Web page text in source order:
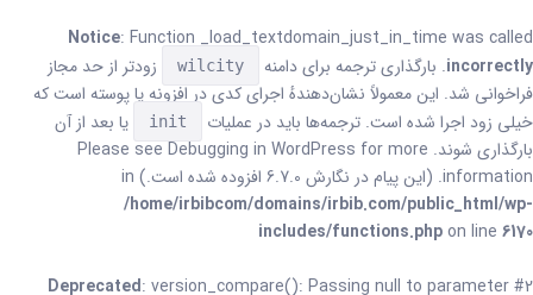
Notice: Function _load_textdomain_just_in_time was called
incorrectly. بارگذاری ترجمه برای دامنه wilcity
زودتر از حد مجاز
فراخوانی شد. این معمولاً نشان‌دهندهٔ اجرای کدی در افزونه یا پوسته است که
خیلی زود اجرا شده است. ترجمه‌ها باید در عملیات
init
یا بعد از آن
بارگذاری شوند. Please see
Debugging in WordPress for more
information. (این پیام در نگارش 6.7.0 افزوده شده است.) in
/home/irbibcom/domains/irbib.com/public_html/wp-
includes/functions.phpon line 6170
Deprecated: version_compare(): Passing null to parameter #2